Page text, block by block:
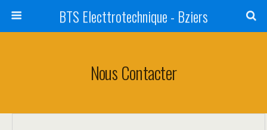
BTS Electtrotechnique - Bziers
Nous Contacter